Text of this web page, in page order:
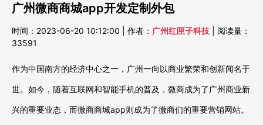
广州微商商城app开发定制外包
时间：2023-06-20 10:12:00 | 作者： 广州红匣子科技 | 阅读量：
33591
作为中国南方的经济中心之一，广州一向以商业繁荣和创新闻名于
世。如今，随着互联网和智能手机的普及，微商成为了广州商业新
兴的重要业态，而微商商城app则成为了微商们的重要营销网站。